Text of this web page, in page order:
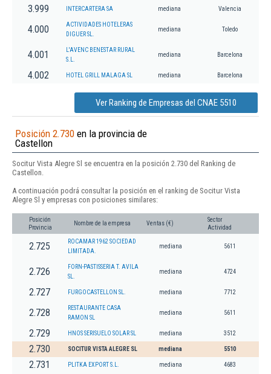
3.999 INTERCARTERA SA mediana Valencia
4.000
ACTIVIDADES HOTELERAS
DIGUER SL.
mediana Toledo
4.001
L'AVENC BENESTAR RURAL
S.L.
mediana Barcelona
4.002 HOTEL GRILL MALAGA SL mediana Barcelona
Ver Ranking de Empresas del CNAE 5510
Posición 2.730 en la provincia de
Castellon
Socitur Vista Alegre Sl se encuentra en la posición 2.730 del Ranking de
Castellon.
A continuación podrá consultar la posición en el ranking de Socitur Vista
Alegre Sl y empresas con posiciones similares:
Posición
Provincia
Nombre de la empresa Ventas (€)
Sector
Actividad
2.725
ROCAMAR 1962 SOCIEDAD
LIMITADA.
mediana 5611
2.726
FORN-PASTISSERIA T. AVILA
SL.
mediana 4724
2.727 FURGOCASTELLON SL. mediana 7712
2.728
RESTAURANTE CASA
RAMON SL
mediana 5611
2.729 HNOS SERISUELO SOLAR SL mediana 3512
2.730 SOCITUR VISTA ALEGRE SL mediana 5510
2.731 PLITKA EXPORT S.L. mediana 4683